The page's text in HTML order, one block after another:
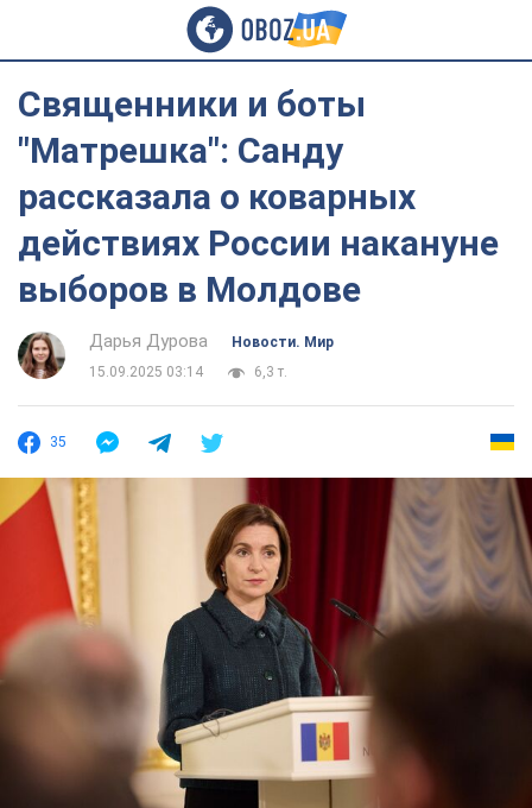
Священники и боты
"Матрешка": Санду
рассказала о коварных
действиях России накануне
выборов в Молдове
Дарья Дурова
Новости. Мир
15.09.2025 03:14
6,3 т.
35